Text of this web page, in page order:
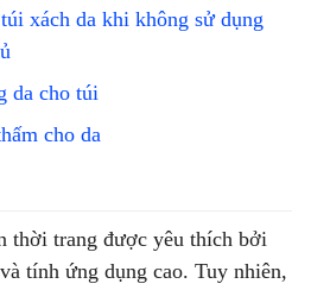
xách da khi không sử dụng
da cho túi
cho da
thời trang được yêu thích bởi
tính ứng dụng cao. Tuy nhiên,